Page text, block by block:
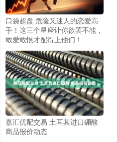
口袋超盘 危险又迷人的恋爱高
手！这三个星座让你欲罢不能，
敢爱敢恨才配得上他们！
嘉汇优配交易 土耳其进口硼酸
商品报价动态